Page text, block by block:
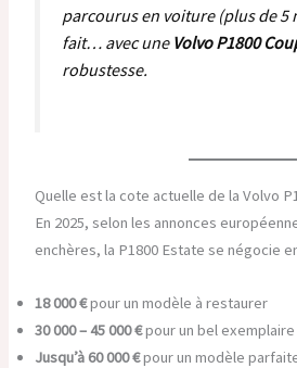
parcourus en voiture (plus de 5
fait… avec une Volvo P1800
robustesse.
Quelle est la cote actuelle de la Volvo
En 2025, selon les annonces
enchères, la P1800 Estate se négocie
18 000 €pour un modèle à restaurer
30 000 – 45 000 €pour un bel
Jusqu’à 60 000 €pour un modèle